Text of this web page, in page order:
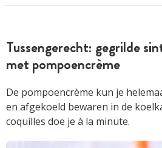
Tussengerecht: gegrilde
met pompoencrème
De pompoencrème kun je
en afgekoeld bewaren in de
coquilles doe je à la minute.